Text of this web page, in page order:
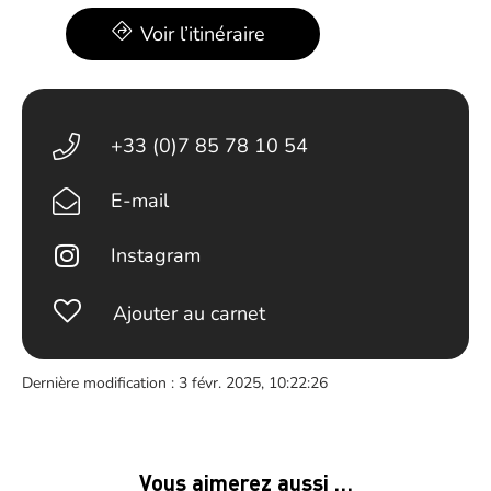
Voir l’itinéraire
+33 (0)7 85 78 10 54
E-mail
Instagram
Ajouter au carnet
Dernière modification : 3 févr. 2025, 10:22:26
Vous aimerez aussi …